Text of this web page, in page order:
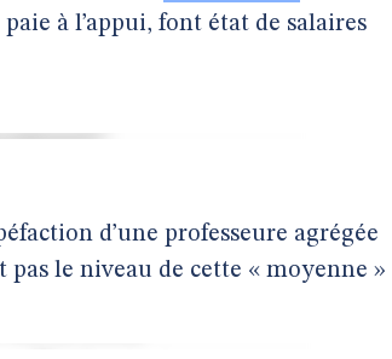
à l’appui, font état de salaires
d’une professeure agrégée
le niveau de cette « moyenne »